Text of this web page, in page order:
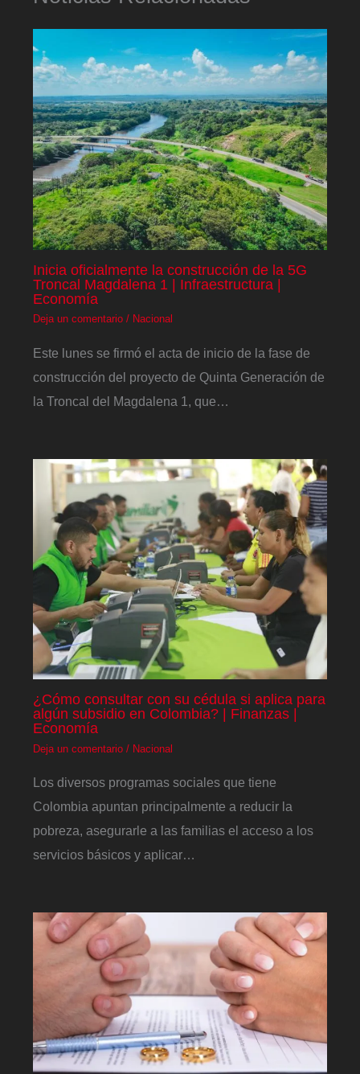
Inicia oficialmente la construcción de la 5G
Troncal Magdalena 1 | Infraestructura |
Economía
Deja un comentario / Nacional
Este lunes se firmó el acta de inicio de la fase de
construcción del proyecto de Quinta Generación de
la Troncal del Magdalena 1, que…
¿Cómo consultar con su cédula si aplica para
algún subsidio en Colombia? | Finanzas |
Economía
Deja un comentario / Nacional
Los diversos programas sociales que tiene
Colombia apuntan principalmente a reducir la
pobreza, asegurarle a las familias el acceso a los
servicios básicos y aplicar…